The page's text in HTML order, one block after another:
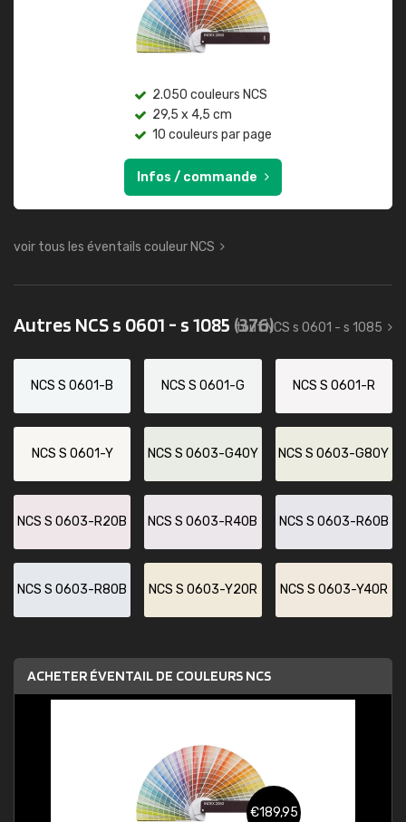
2.050 couleurs NCS
29,5 x 4,5 cm
10 couleurs par page
Infos / commande
voir tous les éventails couleur NCS
Autres NCS s 0601 - s 1085 (376)
tout NCS s 0601 - s 1085
NCS S 0601-B NCS S 0601-G NCS S 0601-R
NCS S 0601-Y NCS S 0603-G40Y NCS S 0603-G80Y
NCS S 0603-R20B NCS S 0603-R40B NCS S 0603-R60B
NCS S 0603-R80B NCS S 0603-Y20R NCS S 0603-Y40R
ACHETER ÉVENTAIL DE COULEURS NCS
€189,95